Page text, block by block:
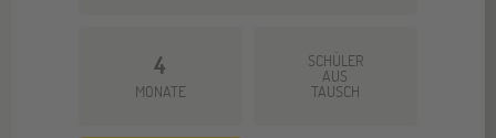
4
MONATE
SCHÜLER
AUS
TAUSCH